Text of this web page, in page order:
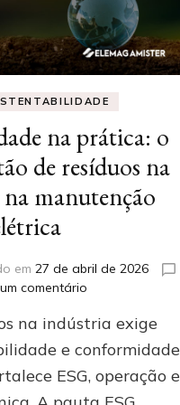
na prática: o
de resíduos na
manutenção
em 27 de abril de 2026
comentário
na
prática:
papel
da
na indústria exige
e
ESG, operação e